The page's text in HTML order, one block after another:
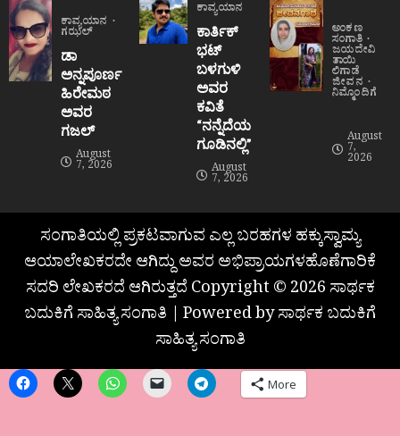
ಕಾವ್ಯಯಾನ
ಗಝಲ್
ಡಾ
ಅನ್ನಪೂರ್ಣ
ಹಿರೇಮಠ
ಅವರ
ಗಜಲ್
August
7, 2026
ಕಾವ್ಯಯಾನ
ಕಾರ್ತಿಕ್
ಭಟ್
ಬಳಗುಳಿ
ಅವರ
ಕವಿತೆ
“ನನ್ನೆದೆಯ
ಗೂಡಿನಲ್ಲಿ”
August
7, 2026
ಅಂಕಣ
ಸಂಗಾತಿ
ಜಯದೇವಿ
ತಾಯಿ
ಲಿಗಾಡೆ
ಜೀವನ
ನಿಮ್ಮೊಂದಿಗೆ
August
7,
2026
ಸಂಗಾತಿಯಲ್ಲಿ ಪ್ರಕಟವಾಗುವ ಎಲ್ಲ ಬರಹಗಳ ಹಕ್ಕುಸ್ವಾಮ್ಯ
ಆಯಾಲೇಖಕರದೇ ಆಗಿದ್ದು ಅವರ ಅಭಿಪ್ರಾಯಗಳಹೊಣೆಗಾರಿಕೆ
ಸದರಿ ಲೇಖಕರದೆ ಆಗಿರುತ್ತದೆ Copyright © 2026 ಸಾರ್ಥಕ
ಬದುಕಿಗೆ ಸಾಹಿತ್ಯ ಸಂಗಾತಿ | Powered by ಸಾರ್ಥಕ ಬದುಕಿಗೆ
ಸಾಹಿತ್ಯ ಸಂಗಾತಿ
More